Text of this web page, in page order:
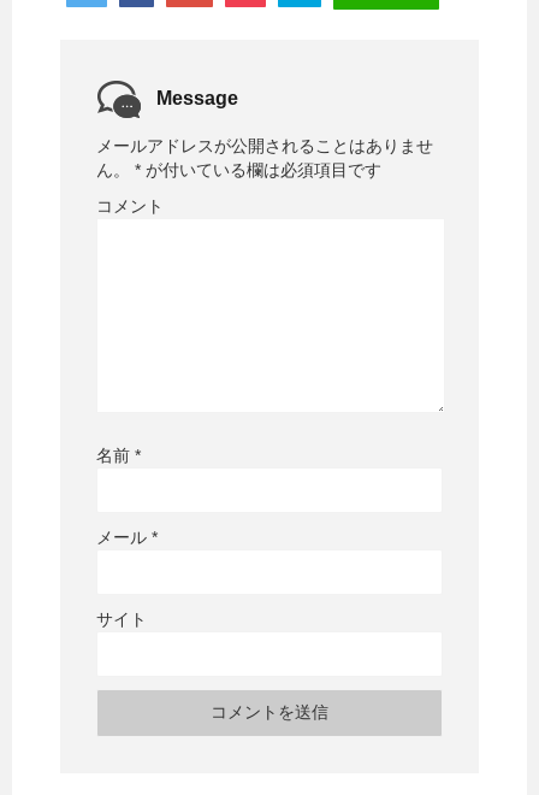
Message
メールアドレスが公開されることはありませ
ん。
* が付いている欄は必須項目です
コメント
名前 *
メール *
サイト